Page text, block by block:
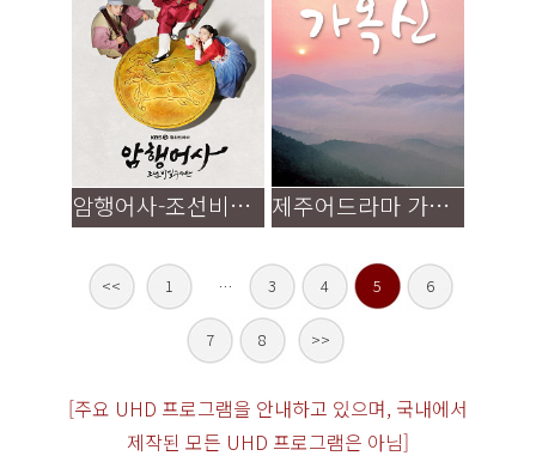
암행어사-조선비밀수사단 제주어드라마 가옥신
<< 1 … 3 4 5 6
7 8 >>
[주요 UHD 프로그램을 안내하고 있으며, 국내에서
제작된 모든 UHD 프로그램은 아님]